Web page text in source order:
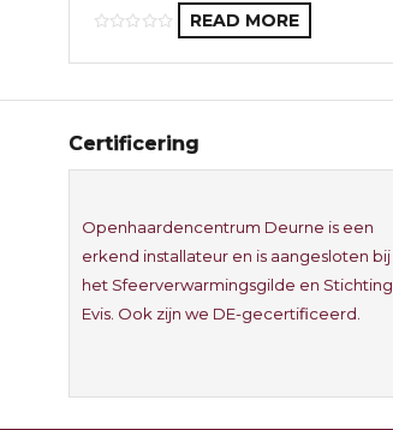
READ MORE
Certificering
Openhaardencentrum Deurne is een
erkend installateur en is aangesloten bij
het Sfeerverwarmingsgilde en Stichting
Evis. Ook zijn we DE-gecertificeerd.